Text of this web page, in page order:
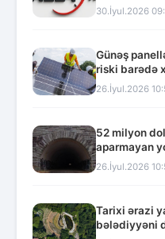
30.İyul.2026
Günəş
riski barədə
26.İyul.2026
52 milyon
aparmayan
26.İyul.2026
Tarixi ərazi
bələdiyyəni